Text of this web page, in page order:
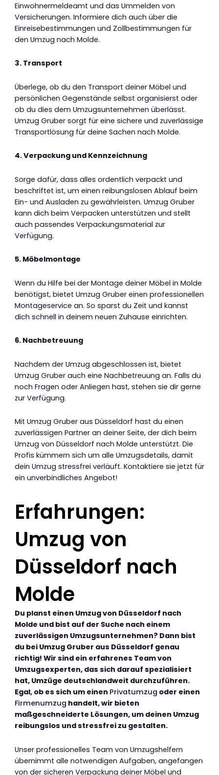
Einwohnermeldeamt und das Ummelden von
Versicherungen. Informiere dich auch über die
Einreisebestimmungen und Zollbestimmungen für
den Umzug nach Molde.
3. Transport
Überlege, ob du den Transport deiner Möbel und
persönlichen Gegenstände selbst organisierst oder
ob du dies dem Umzugsunternehmen überlässt.
Umzug Gruber sorgt für eine sichere und zuverlässige
Transportlösung für deine Sachen nach Molde.
4. Verpackung und Kennzeichnung
Sorge dafür, dass alles ordentlich verpackt und
beschriftet ist, um einen reibungslosen Ablauf beim
Ein- und Ausladen zu gewährleisten. Umzug Gruber
kann dich beim Verpacken unterstützen und stellt
auch passendes Verpackungsmaterial zur
Verfügung.
5. Möbelmontage
Wenn du Hilfe bei der Montage deiner Möbel in Molde
benötigst, bietet Umzug Gruber einen professionellen
Montageservice an. So sparst du Zeit und kannst
dich schnell in deinem neuen Zuhause einrichten.
6. Nachbetreuung
Nachdem der Umzug abgeschlossen ist, bietet
Umzug Gruber auch eine Nachbetreuung an. Falls du
noch Fragen oder Anliegen hast, stehen sie dir gerne
zur Verfügung.
Mit Umzug Gruber aus Düsseldorf hast du einen
zuverlässigen Partner an deiner Seite, der dich beim
Umzug von Düsseldorf nach Molde unterstützt. Die
Profis kümmern sich um alle Umzugsdetails, damit
dein Umzug stressfrei verläuft. Kontaktiere sie jetzt für
ein unverbindliches Angebot!
Erfahrungen:
Umzug von
Düsseldorf nach
Molde
Du planst einen Umzug von Düsseldorf nach
Molde und bist auf der Suche nach einem
zuverlässigen Umzugsunternehmen? Dann bist
du bei Umzug Gruber aus Düsseldorf genau
richtig! Wir sind ein erfahrenes Team von
Umzugsexperten, das sich darauf spezialisiert
hat, Umzüge deutschlandweit durchzuführen.
Egal, ob es sich um einen Privatumzug oder einen
Firmenumzug handelt, wir bieten
maßgeschneiderte Lösungen, um deinen Umzug
reibungslos und stressfrei zu gestalten.
Unser professionelles Team von Umzugshelfern
übernimmt alle notwendigen Aufgaben, angefangen
von der sicheren Verpackung deiner Möbel und